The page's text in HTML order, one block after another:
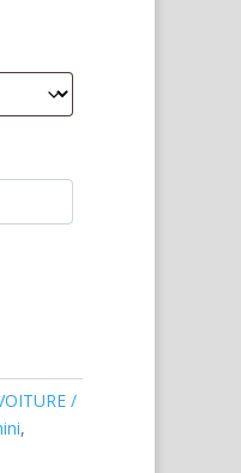
/
,